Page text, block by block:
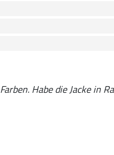
Habe die Jacke in